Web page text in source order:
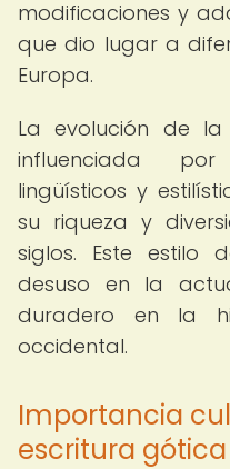
modificaciones y
que dio lugar a
Europa.
La evolución de
influenciada
lingüísticos y
su riqueza y
siglos. Este estilo
desuso en la
duradero en la
occidental.
Importancia
escritura